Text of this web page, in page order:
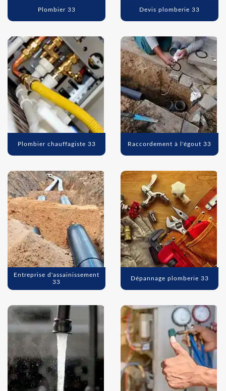
Plombier 33 Devis plomberie 33
Plombier chauffagiste 33 Raccordement à l'égout 33
Entreprise d'assainissement
33
Dépannage plomberie 33